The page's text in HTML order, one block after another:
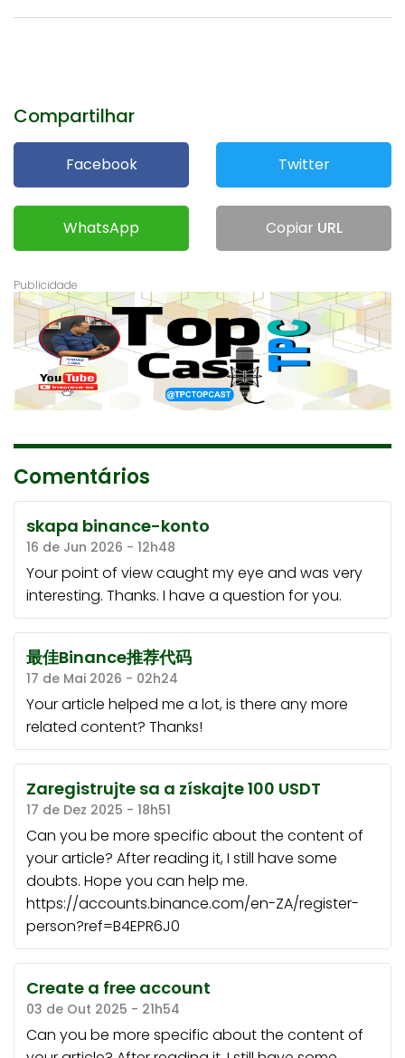
Compartilhar
Facebook Twitter
WhatsApp Copiar URL
Comentários
skapa binance-konto
16 de Jun 2026 - 12h48
Your point of view caught my eye and was very
interesting. Thanks. I have a question for you.
最佳Binance推荐代码
17 de Mai 2026 - 02h24
Your article helped me a lot, is there any more
related content? Thanks!
Zaregistrujte sa a získajte 100 USDT
17 de Dez 2025 - 18h51
Can you be more specific about the content of
your article? After reading it, I still have some
doubts. Hope you can help me.
https://accounts.binance.com/en-ZA/register-
person?ref=B4EPR6J0
Create a free account
03 de Out 2025 - 21h54
Can you be more specific about the content of